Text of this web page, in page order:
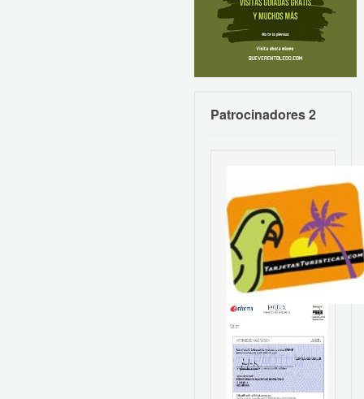
Patrocinadores 2